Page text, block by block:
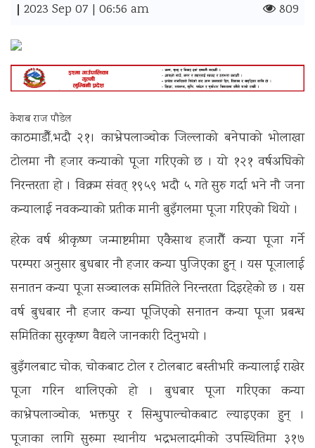
| 2023 Sep 07 | 06:56 am 809
केशब राज पौडेल
काठमाडौँ,भदौ २१। काभ्रेपलाञ्चोक जिल्लाको बनेपाको भोलाखा
टोलमा नौ हजार कन्याको पूजा गरिएको छ । यो १२१ वर्षअघिको
निरन्तरता हो । विक्रम संवत् १९५९ भदौ ५ गते सुरु गर्दा भने नौ जना
कन्यालाई नवकन्याको प्रतीक मानी बुइँगलमा पूजा गरिएको थियो ।
हरेक वर्ष श्रीकृष्ण जन्माष्टमीमा एकैसाथ हजारौँ कन्या पूजा गर्ने
परम्परा अनुसार बुधबार नौ हजार कन्या पुजिएका हुन् । यस पूजालाई
सनातन कन्या पूजा सञ्चालक समितिले निरन्तरता दिइरहेको छ । यस
वर्ष बुधबार नौ हजार कन्या पूजिएको सनातन कन्या पूजा प्रबन्ध
समितिका सुरकृष्ण वैद्यले जानकारी दिनुभयो ।
बुइँगलबाट चोक, चोकबाट टोल र टोलबाट बस्तीभरि कन्यालाई राखेर
पूजा गरिन थालिएको हो । बुधबार पूजा गरिएका कन्या
काभ्रेपलाञ्चोक, भक्तपुर र सिन्धुपाल्चोकबाट ल्याइएका हुन् ।
पूजाका लागि सुरुमा स्थानीय भद्रभलादमीको उपस्थितिमा ३१७